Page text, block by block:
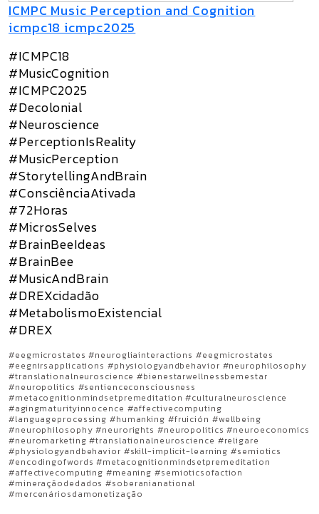
ICMPC Music Perception and Cognition
icmpc18 icmpc2025
#ICMPC18
#MusicCognition
#ICMPC2025
#Decolonial
#Neuroscience
#PerceptionIsReality
#MusicPerception
#StorytellingAndBrain
#ConsciênciaAtivada
#72Horas
#MicrosSelves
#BrainBeeIdeas
#BrainBee
#MusicAndBrain
#DREXcidadão
#MetabolismoExistencial
#DREX
#eegmicrostates #neurogliainteractions #eegmicrostates
#eegnirsapplications #physiologyandbehavior #neurophilosophy
#translationalneuroscience #bienestarwellnessbemestar
#neuropolitics #sentienceconsciousness
#metacognitionmindsetpremeditation #culturalneuroscience
#agingmaturityinnocence #affectivecomputing
#languageprocessing #humanking #fruición #wellbeing
#neurophilosophy #neurorights #neuropolitics #neuroeconomics
#neuromarketing #translationalneuroscience #religare
#physiologyandbehavior #skill-implicit-learning #semiotics
#encodingofwords #metacognitionmindsetpremeditation
#affectivecomputing #meaning #semioticsofaction
#mineraçãodedados #soberanianational
#mercenáriosdamonetização